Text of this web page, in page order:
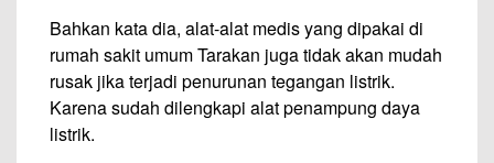
Bahkan kata dia, alat-alat medis yang dipakai di
rumah sakit umum Tarakan juga tidak akan mudah
rusak jika terjadi penurunan tegangan listrik.
Karena sudah dilengkapi alat penampung daya
listrik.